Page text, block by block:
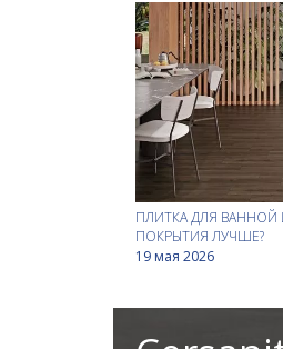
ПЛИТКА ДЛЯ
ПОКРЫТИЯ ЛУЧШЕ?
19 мая 2026